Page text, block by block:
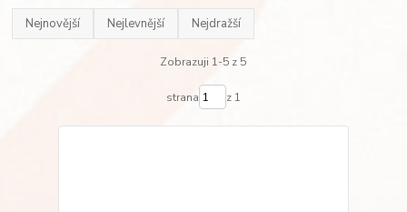
Nejnovější Nejlevnější Nejdražší
Zobrazuji 1-5 z 5
strana z 1